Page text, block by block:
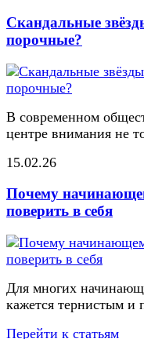
Скандальные
порочные?
В современном
центре внимания не
15.02.26
Почему
поверить в себя
Для многих
кажется тернистым
Перейти к статьям